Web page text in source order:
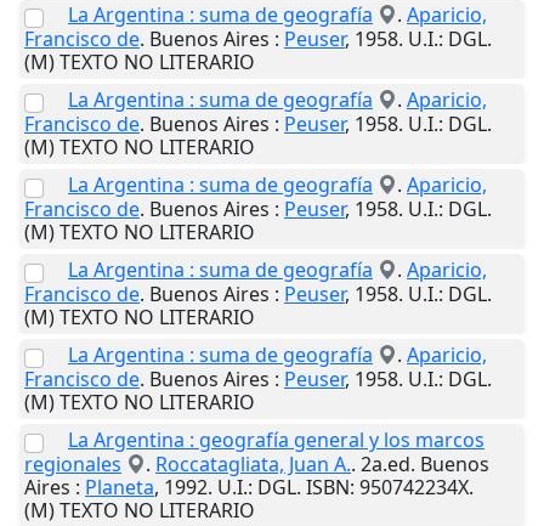
La Argentina : suma de geografía
. Aparicio,
Francisco de. Buenos Aires : Peuser, 1958. U.I.: DGL.
(M) TEXTO NO LITERARIO
La Argentina : suma de geografía
. Aparicio,
Francisco de. Buenos Aires : Peuser, 1958. U.I.: DGL.
(M) TEXTO NO LITERARIO
La Argentina : suma de geografía
. Aparicio,
Francisco de. Buenos Aires : Peuser, 1958. U.I.: DGL.
(M) TEXTO NO LITERARIO
La Argentina : suma de geografía
. Aparicio,
Francisco de. Buenos Aires : Peuser, 1958. U.I.: DGL.
(M) TEXTO NO LITERARIO
La Argentina : suma de geografía
. Aparicio,
Francisco de. Buenos Aires : Peuser, 1958. U.I.: DGL.
(M) TEXTO NO LITERARIO
La Argentina : geografía general y los marcos
regionales
. Roccatagliata, Juan A.. 2a.ed. Buenos
Aires : Planeta, 1992. U.I.: DGL. ISBN: 950742234X.
(M) TEXTO NO LITERARIO